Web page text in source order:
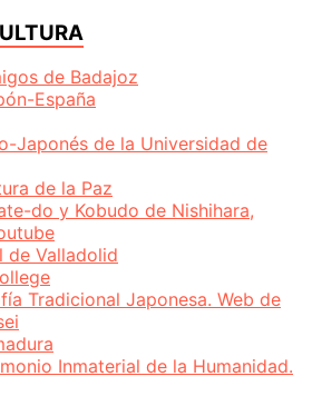
de Badajoz
España
Japonés de la Universidad de
de la Paz
do y Kobudo de Nishihara,
de Valladolid
Tradicional Japonesa. Web de
Inmaterial de la Humanidad.